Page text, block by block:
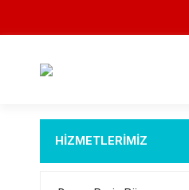
HİZMETLERİMİZ